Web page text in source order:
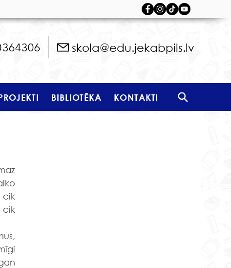
skola@edu.jekabpils.lv
BIBLIOTĒKA KONTAKTI
cik
cik